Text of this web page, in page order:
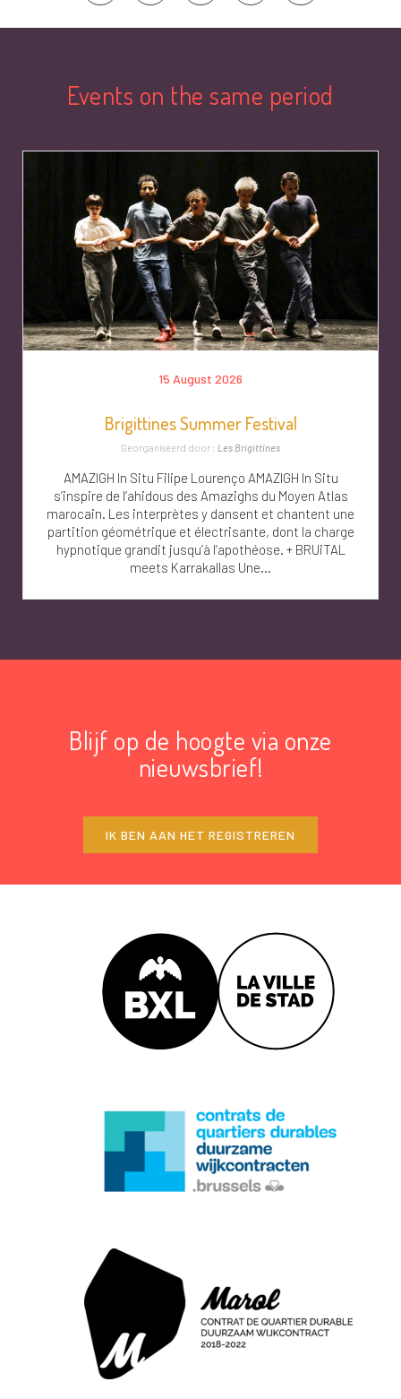
Events on the same period
15 August 2026
Brigittines Summer Festival
Georganiseerd door : Les Brigittines
AMAZIGH In Situ Filipe Lourenço AMAZIGH In Situ
s’inspire de l’ahidous des Amazighs du Moyen Atlas
marocain. Les interprètes y dansent et chantent une
partition géométrique et électrisante, dont la charge
hypnotique grandit jusqu’à l’apothéose. + BRUiTAL
meets Karrakallas Une...
Blijf op de hoogte via onze
nieuwsbrief!
IK BEN AAN HET REGISTREREN